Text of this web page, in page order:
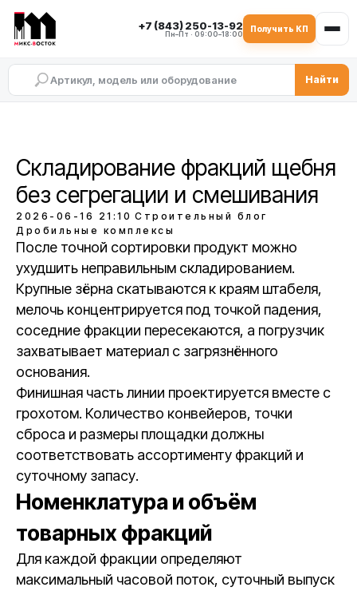
+7 (843) 250-13-92
Пн–Пт · 09:00–18:00
Получить КП
Найти
Складирование фракций щебня
без сегрегации и смешивания
2026-06-16 21:10 Строительный блог
Дробильные комплексы
После точной сортировки продукт можно
ухудшить неправильным складированием.
Крупные зёрна скатываются к краям штабеля,
мелочь концентрируется под точкой падения,
соседние фракции пересекаются, а погрузчик
захватывает материал с загрязнённого
основания.
Финишная часть линии проектируется вместе с
грохотом. Количество конвейеров, точки
сброса и размеры площадки должны
соответствовать ассортименту фракций и
суточному запасу.
Номенклатура и объём
товарных фракций
Для каждой фракции определяют
максимальный часовой поток, суточный выпуск